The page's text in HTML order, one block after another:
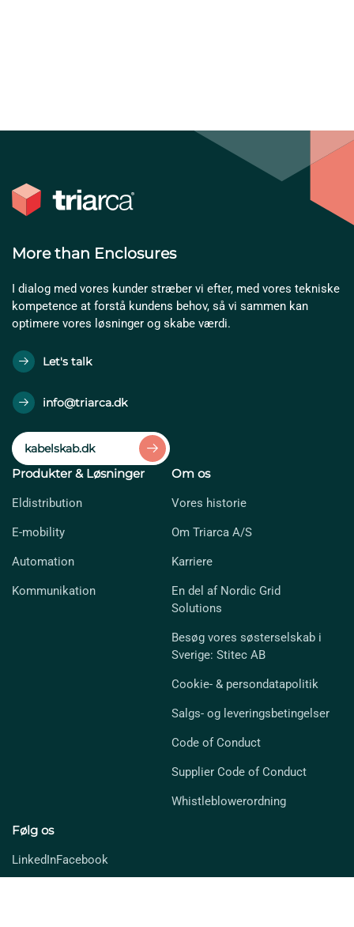
More than Enclosures
I dialog med vores kunder stræber vi efter, med vores tekniske
kompetence at forstå kundens behov, så vi sammen kan
optimere vores løsninger og skabe værdi.
Let's talk
info@triarca.dk
kabelskab.dk
Produkter & Løsninger
Eldistribution
E-mobility
Automation
Kommunikation
Om os
Vores historie
Om Triarca A/S
Karriere
En del af Nordic Grid
Solutions
Besøg vores søsterselskab i
Sverige: Stitec AB
Cookie- & persondatapolitik
Salgs- og leveringsbetingelser
Code of Conduct
Supplier Code of Conduct
Whistleblowerordning
Følg os
LinkedInFacebook